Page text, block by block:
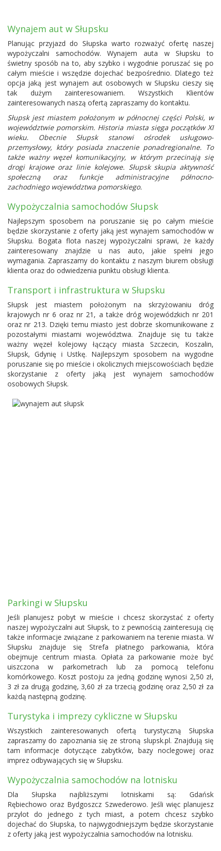
Wynajem aut w Słupsku
Planując przyjazd do Słupska warto rozważyć ofertę naszej
wypożyczalni samochodów. Wynajem auta w Słupsku to
świetny sposób na to, aby szybko i wygodnie poruszać się po
całym mieście i wszędzie dojechać bezpośrednio. Dlatego też
opcja jaką jest wynajem aut osobowych w Słupsku cieszy się
tak dużym zainteresowaniem. Wszystkich Klientów
zainteresowanych naszą ofertą zapraszamy do kontaktu.
Słupsk jest miastem położonym w północnej części Polski, w
województwie pomorskim. Historia miasta sięga początków XI
wieku. Obecnie Słupsk stanowi ośrodek usługowo-
przemysłowy, który posiada znaczenie ponadregionalne. To
także ważny węzeł komunikacyjny, w którym przecinają się
drogi krajowe oraz linie kolejowe. Słupsk skupia aktywność
społeczną oraz funkcje administracyjne północno-
zachodniego województwa pomorskiego.
Wypożyczalnia samochodów Słupsk
Najlepszym sposobem na poruszanie się po całym mieście
będzie skorzystanie z oferty jaką jest wynajem samochodów w
Słupsku. Bogata flota naszej wypożyczalni sprawi, że każdy
zainteresowany znajdzie u nas auto, jakie spełni jego
wymagania. Zapraszamy do kontaktu z naszym biurem obsługi
klienta oraz do odwiedzenia punktu obsługi klienta.
Transport i infrastruktura w Słupsku
Słupsk jest miastem położonym na skrzyżowaniu dróg
krajowych nr 6 oraz nr 21, a także dróg wojewódzkich nr 201
oraz nr 213. Dzięki temu miasto jest dobrze skomunikowane z
pozostałymi miastami województwa. Znajduje się tu także
ważny węzeł kolejowy łączący miasta Szczecin, Koszalin,
Słupsk, Gdynię i Ustkę. Najlepszym sposobem na wygodne
poruszanie się po mieście i okolicznych miejscowościach będzie
skorzystanie z oferty jaką jest wynajem samochodów
osobowych Słupsk.
Parkingi w Słupsku
Jeśli planujesz pobyt w mieście i chcesz skorzystać z oferty
naszej wypożyczalni aut Słupsk, to z pewnością zainteresują cię
także informacje związane z parkowaniem na terenie miasta. W
Słupsku znajduje się Strefa płatnego parkowania, która
obejmuje centrum miasta. Opłata za parkowanie może być
uiszczona w parkometrach lub za pomocą telefonu
komórkowego. Koszt postoju za jedną godzinę wynosi 2,50 zł,
3 zł za drugą godzinę, 3,60 zł za trzecią godzinę oraz 2,50 zł za
każdą następną godzinę.
Turystyka i imprezy cykliczne w Słupsku
Wszystkich zainteresowanych ofertą turystyczną Słupska
zapraszamy do zapoznania się ze stroną slupsk.pl. Znajdują się
tam informacje dotyczące zabytków, bazy noclegowej oraz
imprez odbywających się w Słupsku.
Wypożyczalnia samochodów na lotnisku
Dla Słupska najbliższymi lotniskami są: Gdańsk
Rębiechowo oraz Bydgoszcz Szwederowo. Jeśli więc planujesz
przylot do jednego z tych miast, a potem chcesz szybko
dojechać do Słupska, to najwygodniejszym będzie skorzystanie
z oferty jaką jest wypożyczalnia samochodów na lotnisku.